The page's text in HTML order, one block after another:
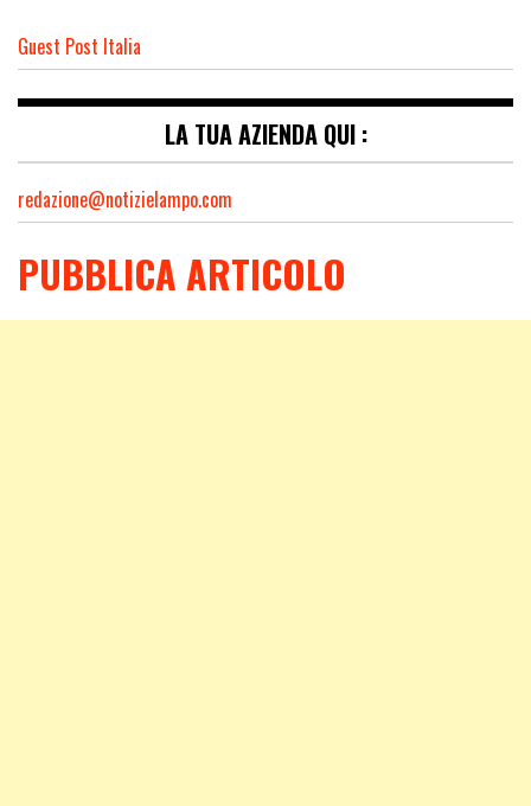
Guest Post Italia
LA TUA AZIENDA QUI :
redazione@notizielampo.com
PUBBLICA ARTICOLO